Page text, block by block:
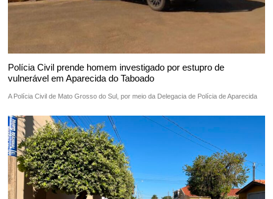
Polícia Civil prende homem investigado por estupro de
vulnerável em Aparecida do Taboado
A Polícia Civil de Mato Grosso do Sul, por meio da Delegacia de Polícia de Aparecida